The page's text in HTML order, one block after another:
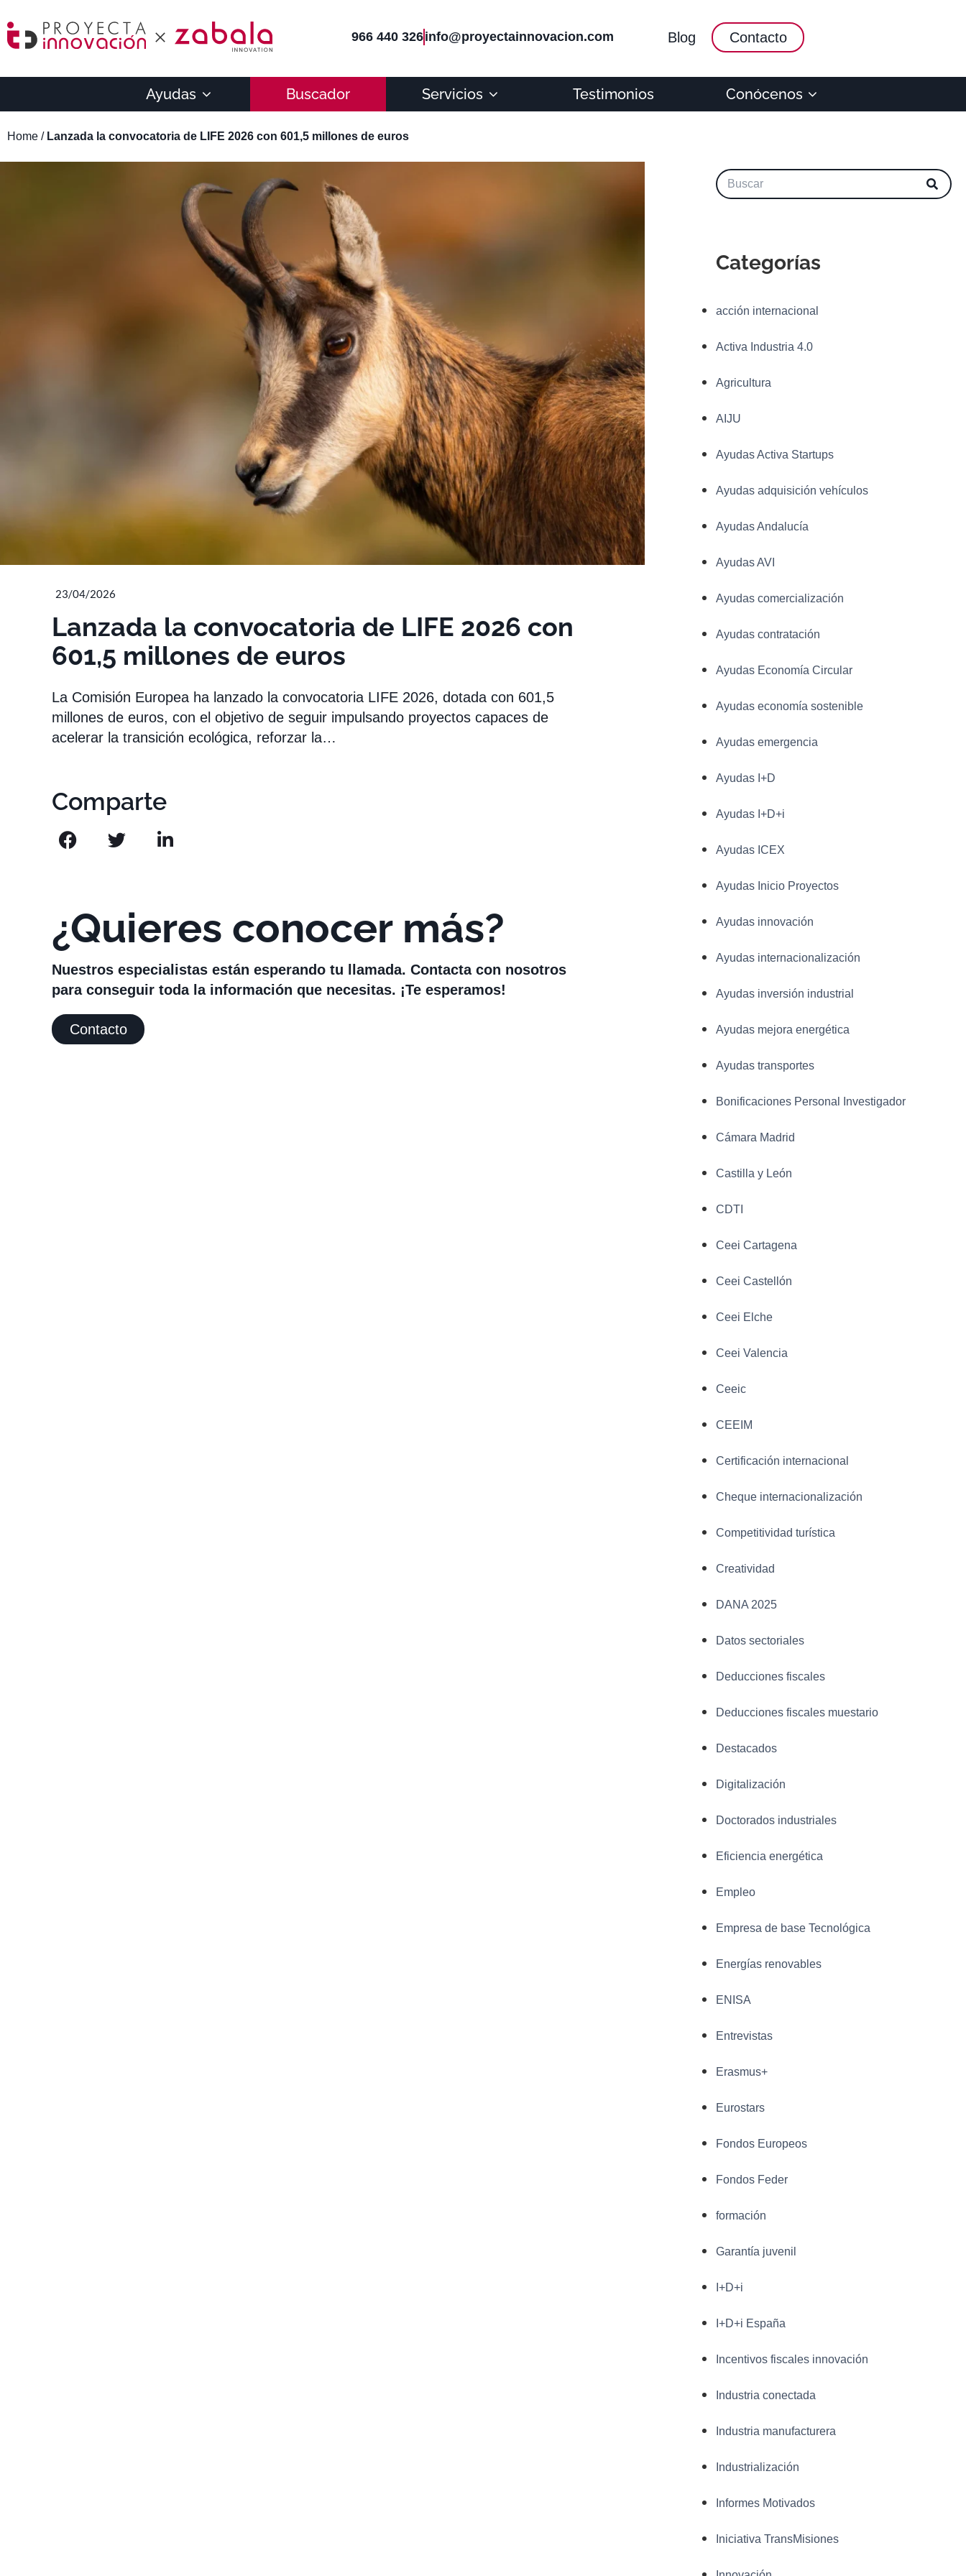
966 440 326info@proyectainnovacion.com Blog Contacto
Ayudas Buscador Servicios Testimonios Conócenos
Home / Lanzada la convocatoria de LIFE 2026 con 601,5 millones de euros
23/04/2026
Lanzada la convocatoria de LIFE 2026 con
601,5 millones de euros
La Comisión Europea ha lanzado la convocatoria LIFE 2026, dotada con 601,5
millones de euros, con el objetivo de seguir impulsando proyectos capaces de
acelerar la transición ecológica, reforzar la…
Comparte
¿Quieres conocer más?
Nuestros especialistas están esperando tu llamada. Contacta con nosotros
para conseguir toda la información que necesitas. ¡Te esperamos!
Contacto
Categorías
acción internacional
Activa Industria 4.0
Agricultura
AIJU
Ayudas Activa Startups
Ayudas adquisición vehículos
Ayudas Andalucía
Ayudas AVI
Ayudas comercialización
Ayudas contratación
Ayudas Economía Circular
Ayudas economía sostenible
Ayudas emergencia
Ayudas I+D
Ayudas I+D+i
Ayudas ICEX
Ayudas Inicio Proyectos
Ayudas innovación
Ayudas internacionalización
Ayudas inversión industrial
Ayudas mejora energética
Ayudas transportes
Bonificaciones Personal Investigador
Cámara Madrid
Castilla y León
CDTI
Ceei Cartagena
Ceei Castellón
Ceei Elche
Ceei Valencia
Ceeic
CEEIM
Certificación internacional
Cheque internacionalización
Competitividad turística
Creatividad
DANA 2025
Datos sectoriales
Deducciones fiscales
Deducciones fiscales muestario
Destacados
Digitalización
Doctorados industriales
Eficiencia energética
Empleo
Empresa de base Tecnológica
Energías renovables
ENISA
Entrevistas
Erasmus+
Eurostars
Fondos Europeos
Fondos Feder
formación
Garantía juvenil
I+D+i
I+D+i España
Incentivos fiscales innovación
Industria conectada
Industria manufacturera
Industrialización
Informes Motivados
Iniciativa TransMisiones